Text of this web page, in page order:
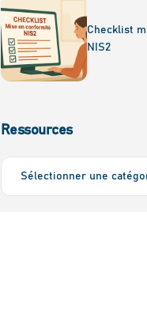
Checklist
NIS2
Ressources